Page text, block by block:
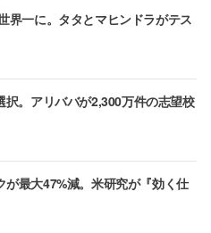
界一に。タタとマヒンドラがテス
。アリババが2,300万件の志望校
が最大47%減。米研究が『効く仕